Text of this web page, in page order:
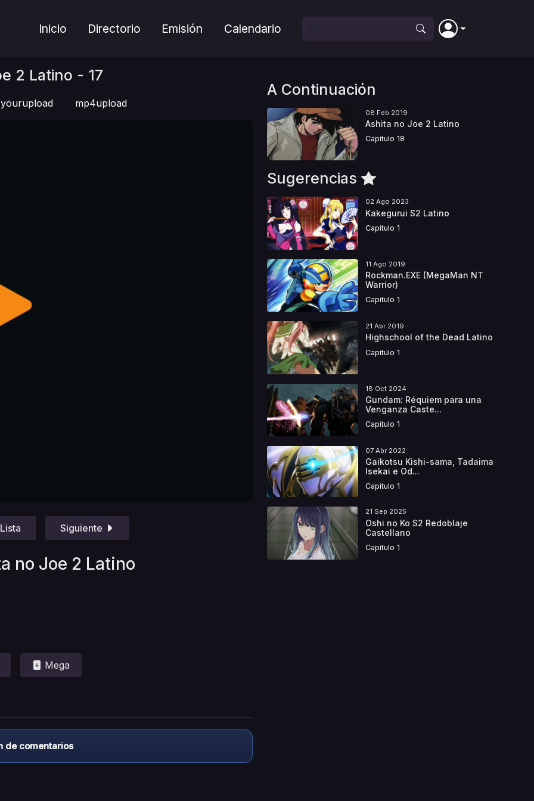
Inicio Directorio Emisión Calendario
2 Latino - 17
yourupload mp4upload
Lista Siguiente
no Joe 2 Latino
Mega
de comentarios
A Continuación
08 Feb 2019
Ashita no Joe 2 Latino
Capitulo 18
Sugerencias
02 Ago 2023
Kakegurui S2 Latino
Capitulo 1
11 Ago 2019
Rockman.EXE (MegaMan NT
Warrior)
Capitulo 1
21 Abr 2019
Highschool of the Dead Latino
Capitulo 1
18 Oct 2024
Gundam: Réquiem para una
Venganza Caste...
Capitulo 1
07 Abr 2022
Gaikotsu Kishi-sama, Tadaima
Isekai e Od...
Capitulo 1
21 Sep 2025
Oshi no Ko S2 Redoblaje
Castellano
Capitulo 1